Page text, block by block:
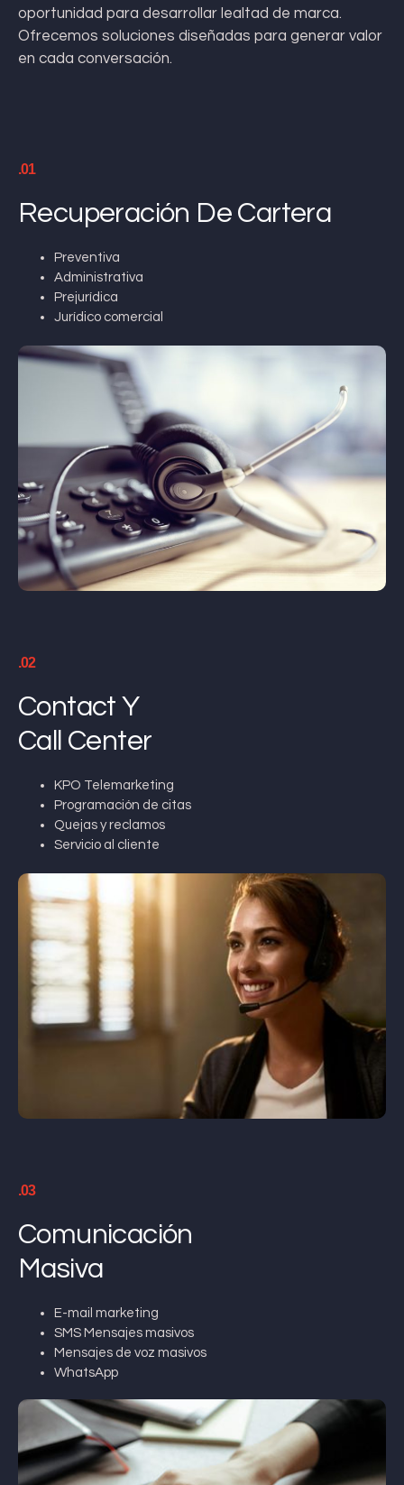
oportunidad para desarrollar lealtad de marca.
Ofrecemos soluciones diseñadas para generar valor
en cada conversación.
.01
Recuperación De Cartera
Preventiva
Administrativa
Prejurídica
Jurídico comercial
.02
Contact Y
Call Center
KPO Telemarketing
Programación de citas
Quejas y reclamos
Servicio al cliente
.03
Comunicación
Masiva
E-mail marketing
SMS Mensajes masivos
Mensajes de voz masivos
WhatsApp